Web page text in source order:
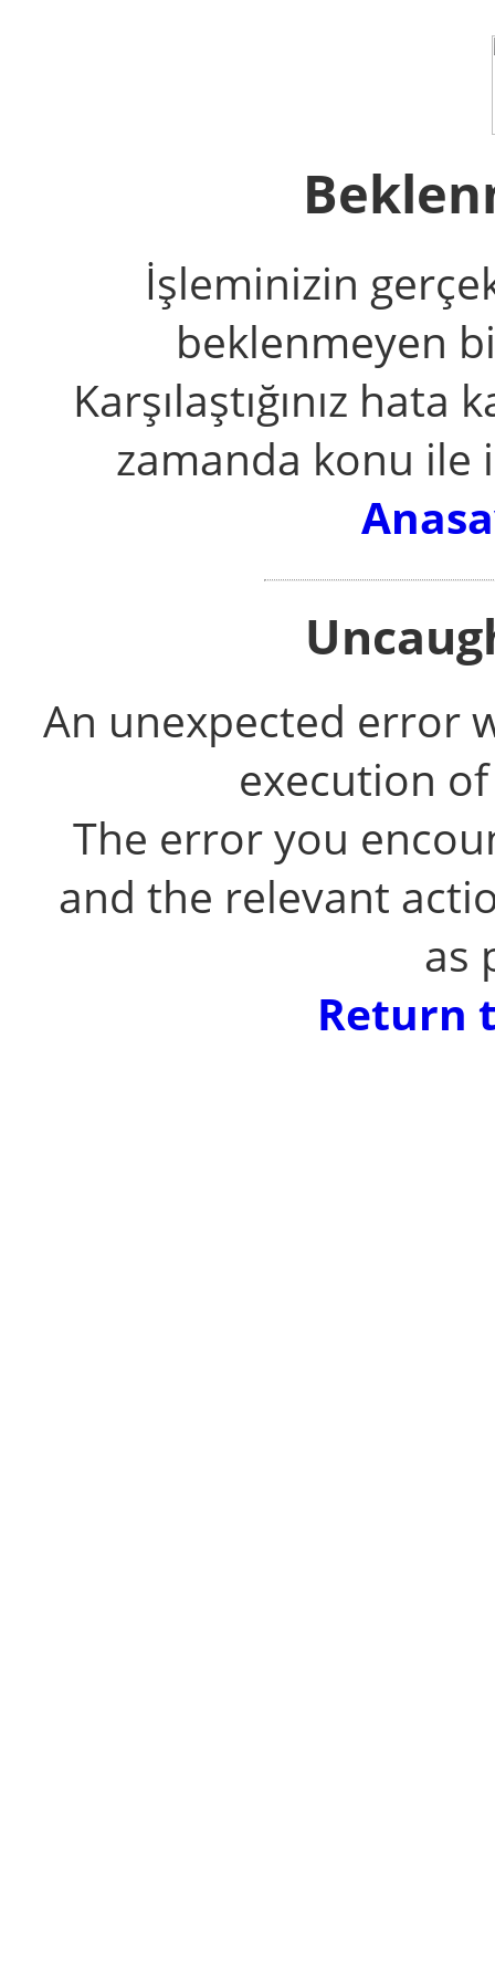
İşleminizin
beklenmeyen
Karşılaştığınız hata
zamanda konu ile
An unexpected error
execution
The error you
and the relevant
as
Return